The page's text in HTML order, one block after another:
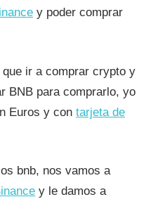
y poder comprar
ir a comprar crypto y
BNB para comprarlo, yo
Euros y con tarjeta de
bnb, nos vamos a
y le damos a